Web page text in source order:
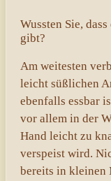
Wussten Sie,
gibt?
Am weitesten
leicht süßlichen
ebenfalls essbar
vor allem in der
Hand leicht zu
verspeist wird.
bereits in kleinen